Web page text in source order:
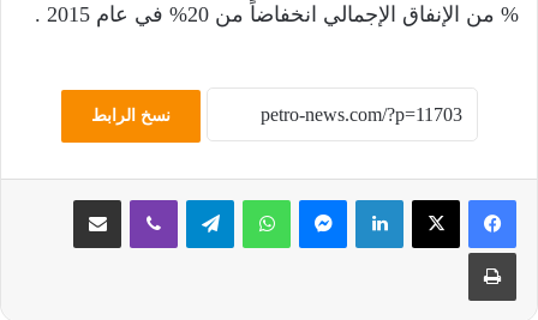
% من الإنفاق الإجمالي انخفاضاً من 20% في عام 2015 .
نسخ الرابط
لينكدإن ماسنجر واتساب تيلقرام ڤايبر مشاركة عبر البريد
طباعة